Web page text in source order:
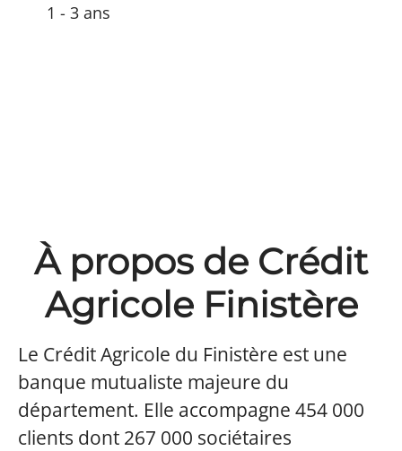
1 - 3 ans
À propos de Crédit
Agricole Finistère
Le Crédit Agricole du Finistère est une
banque mutualiste majeure du
département. Elle accompagne 454 000
clients dont 267 000 sociétaires